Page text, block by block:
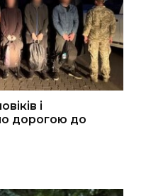
і
дорогою до